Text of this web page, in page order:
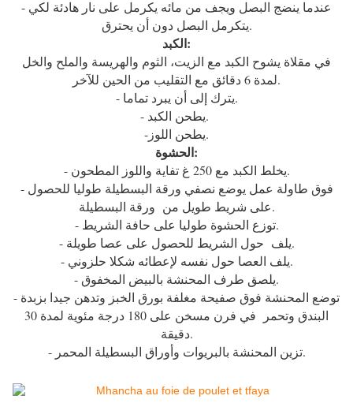
- عندما ينضج البصل ويجف من مائه يكرمل على نار هادئة لكي
يتكرمل البصل دون أن يحترق.
الكبد:
في مقلاة يشوح الكبد مع الزيت، الثوم والهريسة والملح والخل
لمدة 6 دقائق مع التقليب من الحين للآخر.
- يترك إلى أن يبرد تماما.
- يطحن الكبد.
-يطحن اللوز.
الحشوة:
- يخلط الكبد مع 250 غ تفاية واللوز المطحون.
- فوق طاولة عمل يوضع نصفي ورقة البسطيلة طوليا للحصول
على شريط طويل من ورقة البسطيلة.
- توزع الحشوة طوليا على حافة الشريط.
- يلف حول الشريط للحصول على عصا طويلة.
- يلف العصا حول نفسه لإعطائه شكلا حلزوني.
- يلصق طرف المحنشة بالبيض المخفوق.
- توضع المحنشة فوق صفيحة مغلفة بورق الخبز وتدهن جيدا بزبدة
البندق وتحمر في فرن مسخن على 180 درجة مئوية لمدة 30
دقيقة.
- تزين المحنشة بالبريوات وأوراق البسطيلة المحمر.